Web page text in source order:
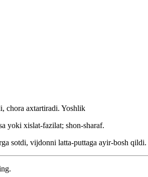
chora axtartiradi. Yoshlik
yoki xislat-fazilat; shon-sharaf.
sotdi, vijdonni latta-puttaga ayir-bosh qildi.